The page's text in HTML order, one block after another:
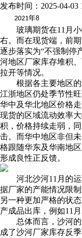
发布时间：2025-04-03
2021年8
玻璃期货在11月小
右。而在现货端，前
逐步落实为“不强制停
河地区厂家库存堆积
拉开等情况。
根据各主要地区的
江浙地区仍处季节性
华中及华北地区价格
现货的区域流动效率
积，价格持续走弱，
击。而华中地区非但
格跟随华东及华南地
形成良性正反馈。
河北沙河11月的运
据厂家的产能情况限
另一种更加严格的状
产成品出库，例如11
总体而言，沙河的
成了沙河厂家库存反